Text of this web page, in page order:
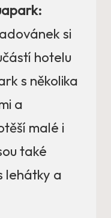
si
hotelu
s několika
a
malé i
také
lehátky a